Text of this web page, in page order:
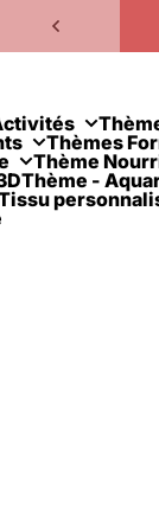
Thèmes
Thème
Thème -